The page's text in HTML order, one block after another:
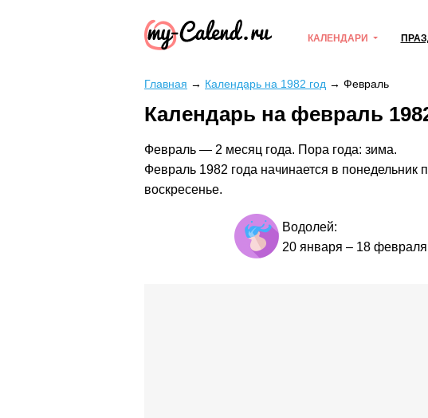
КАЛЕНДАРИ
Главная → Календарь на 1982 год → Февраль
Календарь на февраль
Февраль — 2 месяц года. Пора года: зима.
Февраль 1982 года начинается в понедельник
воскресенье.
Водолей:
20 января – 18 февраля